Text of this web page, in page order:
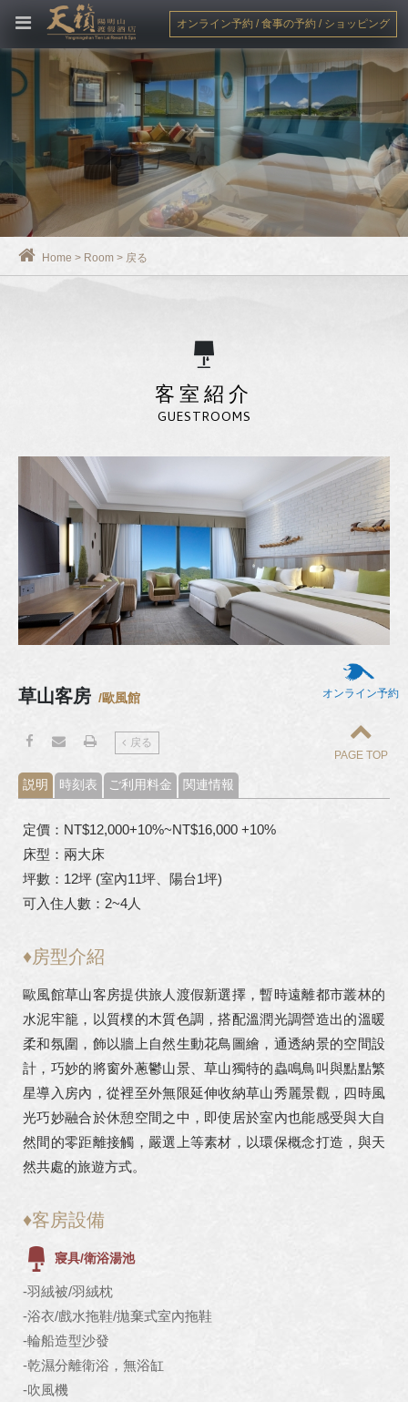
オンライン予約 / 食事の予約 / ショッピング
Home > Room > 戻る
客室紹介
GUESTROOMS
草山客房 /歐風館
戻る
説明 時刻表 ご利用料金 関連情報
定價：NT$12,000+10%~NT$16,000 +10%
床型：兩大床
坪數：12坪 (室內11坪、陽台1坪)
可入住人數：2~4人
♦房型介紹
歐風館草山客房提供旅人渡假新選擇，暫時遠離都市叢林的
水泥牢籠，以質樸的木質色調，搭配溫潤光調營造出的溫暖
柔和氛圍，飾以牆上自然生動花鳥圖繪，通透納景的空間設
計，巧妙的將窗外蔥鬱山景、草山獨特的蟲鳴鳥叫與點點繁
星導入房內，從裡至外無限延伸收納草山秀麗景觀，四時風
光巧妙融合於休憩空間之中，即使居於室內也能感受與大自
然間的零距離接觸，嚴選上等素材，以環保概念打造，與天
然共處的旅遊方式。
♦客房設備
寢具/衛浴湯池
-羽絨被/羽絨枕
-浴衣/戲水拖鞋/拋棄式室內拖鞋
-輪船造型沙發
-乾濕分離衛浴，無浴缸
-吹風機
オンライン予約
PAGE TOP